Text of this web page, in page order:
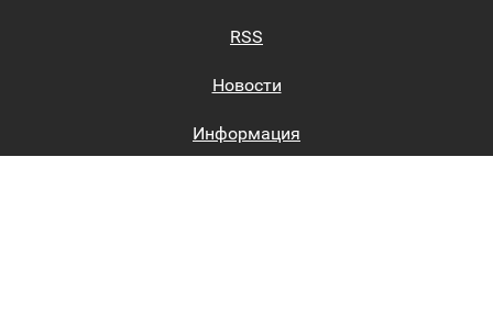
RSS
Новости
Информация